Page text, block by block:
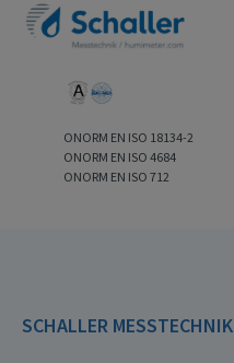
ONORM EN ISO 18134-2
ONORM EN ISO 4684
ONORM EN ISO 712
SCHALLER MESSTECHNIK